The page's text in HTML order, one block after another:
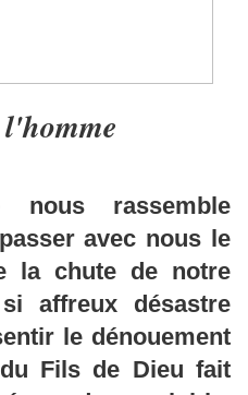
rassemble
avec nous le
la chute de notre
affreux désastre
le dénouement
Fils de Dieu fait